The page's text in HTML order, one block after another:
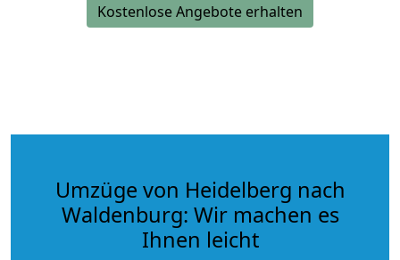
Kostenlose Angebote erhalten
Umzüge von Heidelberg nach
Waldenburg: Wir machen es
Ihnen leicht